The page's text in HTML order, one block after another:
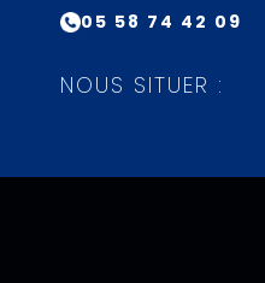
05 58 74 42 09
NOUS SITUER :